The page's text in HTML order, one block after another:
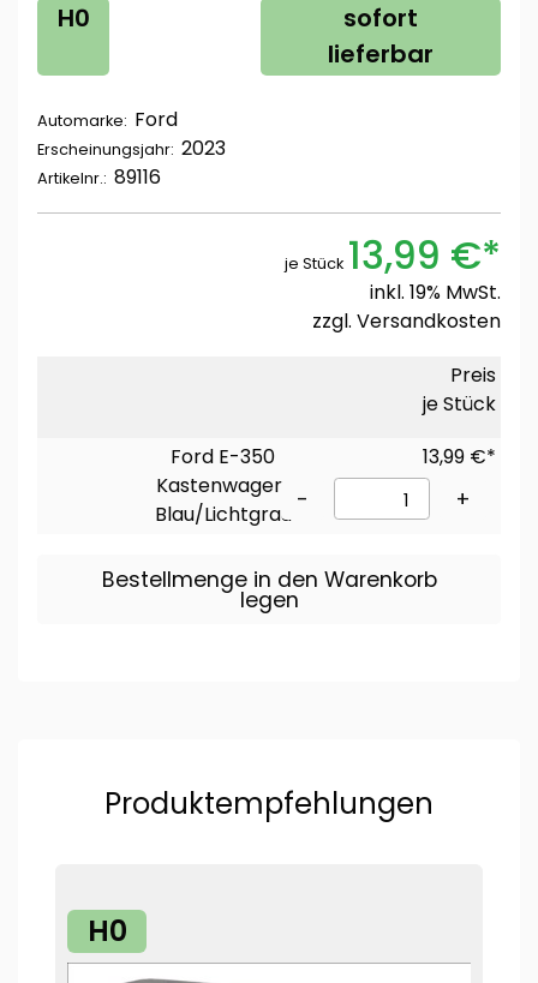
H0
sofort
lieferbar
Automarke: Ford
Erscheinungsjahr: 2023
Artikelnr.: 89116
je Stück 13,99 €*
inkl. 19% MwSt.
zzgl. Versandkosten
Preis
je Stück
Ford E-350
Kastenwagen,
Blau/Lichtgrau
13,99 €*
- +
Bestellmenge in den Warenkorb
legen
Produktempfehlungen
H0